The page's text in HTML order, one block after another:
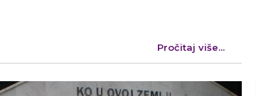
Pročitaj više...